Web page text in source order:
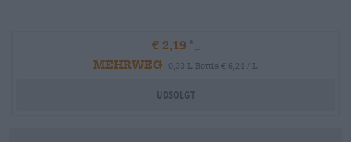
€ 2,19
MEHRWEG
0,33 L Bottle € 6,24 / L
Udsolgt